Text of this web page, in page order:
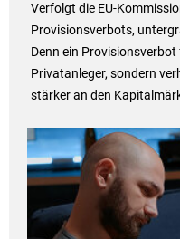
Verfolgt die EU-
Provisionsverbots,
Denn ein
Privatanleger, sondern
stärker an den